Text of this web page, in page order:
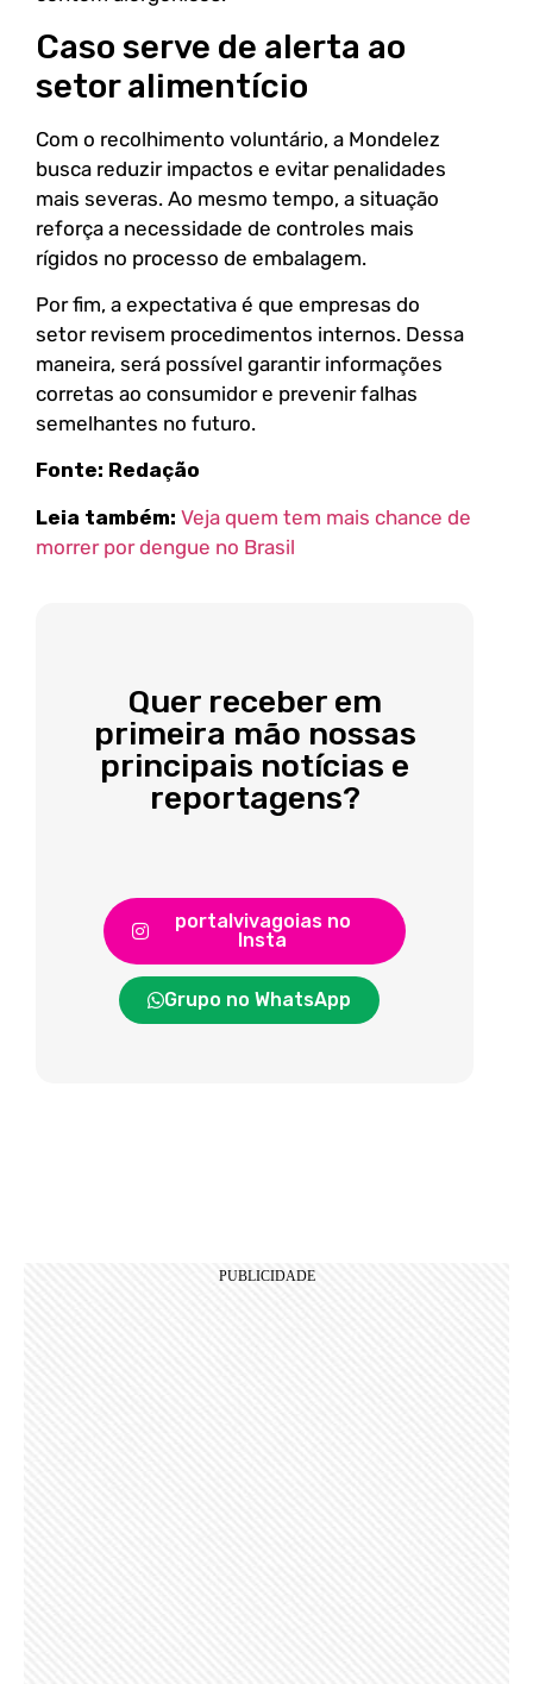
Caso serve de alerta ao
setor alimentício
Com o recolhimento voluntário, a Mondelez
busca reduzir impactos e evitar penalidades
mais severas. Ao mesmo tempo, a situação
reforça a necessidade de controles mais
rígidos no processo de embalagem.
Por fim, a expectativa é que empresas do
setor revisem procedimentos internos. Dessa
maneira, será possível garantir informações
corretas ao consumidor e prevenir falhas
semelhantes no futuro.
Fonte: Redação
Leia também: Veja quem tem mais chance de
morrer por dengue no Brasil
Quer receber em
primeira mão nossas
principais notícias e
reportagens?
portalvivagoias no
Insta
Grupo no WhatsApp